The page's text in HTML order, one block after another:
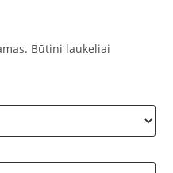
Būtini laukeliai